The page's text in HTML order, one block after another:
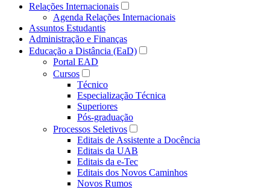
Relações Internacionais
Agenda Relações Internacionais
Assuntos Estudantis
Administração e Finanças
Educação a Distância (EaD)
Portal EAD
Cursos
Técnico
Especialização Técnica
Superiores
Pós-graduação
Processos Seletivos
Editais de Assistente a Docência
Editais da UAB
Editais da e-Tec
Editais dos Novos Caminhos
Novos Rumos